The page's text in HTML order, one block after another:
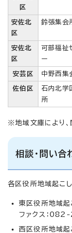
区
安佐北
区
鈴張集会
安佐北
区
可部福祉
ー
安芸区 中野西集
佐伯区
石内北学
所
※地域文庫により、
相談・問い合
各区役所地域起こ
東区役所地域
ファクス：
西区役所地域